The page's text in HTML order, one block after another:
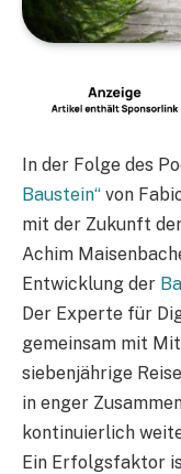
In der Folge des
Baustein“ von
mit der Zukunft
Achim
Entwicklung der
Der Experte für
gemeinsam mit
siebenjährige
in enger
kontinuierlich
Ein Erfolgsfaktor